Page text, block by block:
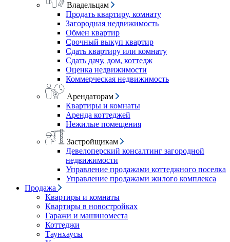
Владельцам
Продать квартиру, комнату
Загородная недвижимость
Обмен квартир
Срочный выкуп квартир
Сдать квартиру или комнату
Сдать дачу, дом, коттедж
Оценка недвижимости
Коммерческая недвижимость
Арендаторам
Квартиры и комнаты
Аренда коттеджей
Нежилые помещения
Застройщикам
Девелоперский консалтинг загородной
недвижимости
Управление продажами коттеджного поселка
Управление продажами жилого комплекса
Продажа
Квартиры и комнаты
Квартиры в новостройках
Гаражи и машиноместа
Коттеджи
Таунхаусы